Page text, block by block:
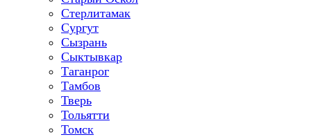
Стерлитамак
Сургут
Сызрань
Сыктывкар
Таганрог
Тамбов
Тверь
Тольятти
Томск